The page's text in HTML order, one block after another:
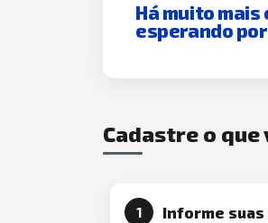
Há muito
esperando
Cadastre o
1 Informe